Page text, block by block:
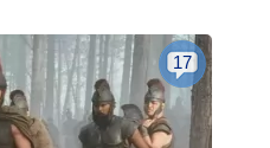
17